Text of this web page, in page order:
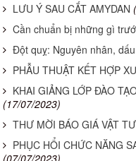
LƯU Ý SAU CẮT AMYDAN
Cần chuẩn bị những gì
Đột quỵ: Nguyên nhân,
PHẪU THUẬT KẾT HỢP
KHAI GIẢNG LỚP ĐÀO
(17/07/2023)
THƯ MỜI BÁO GIÁ VẬT
PHỤC HỔI CHỨC NĂNG
(07/07/2023)